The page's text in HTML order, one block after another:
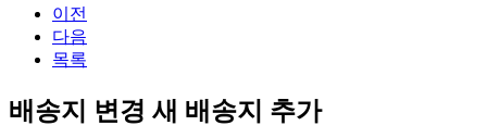
이전
다음
목록
배송지 변경 새 배송지 추가